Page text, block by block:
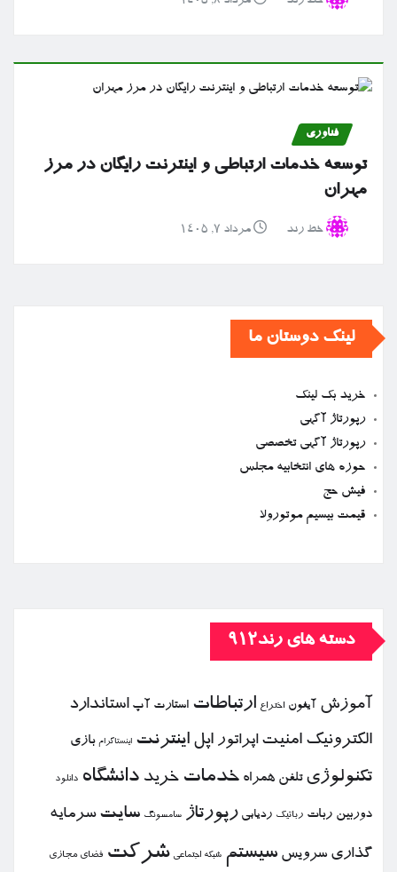
فناوری
توسعه خدمات ارتباطی و اینترنت رایگان در مرز
مهران
خط رند مرداد ۷, ۱۴۰۵
لینک دوستان ما
خرید بک لینک
رپورتاژ آگهی
رپورتاژ آگهی تخصصی
حوزه های انتخابیه مجلس
فیش حج
قیمت بیسیم موتورولا
دسته های رند912
آموزش آیفون اختراع ارتباطات استارت آپ استاندارد
الكترونیك امنیت اپراتور اپل اینترنت اینستاگرام بازی
تكنولوژی تلفن همراه خدمات خرید دانشگاه دانلود
دوربین ربات رباتیك ردیابی رپورتاژ سامسونگ سایت سرمایه
گذاری سرویس سیستم شبكه اجتماعی شركت فضای مجازی